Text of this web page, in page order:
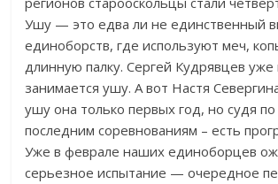
Ушу — это едва ли не единственный
единоборств, где используют меч,
длинную палку. Сергей Кудрявцев
занимается ушу. А вот Настя
ушу она только первых год, но судя
последним соревнованиям – есть
Уже в феврале наших единоборцев
серьезное испытание — очередное